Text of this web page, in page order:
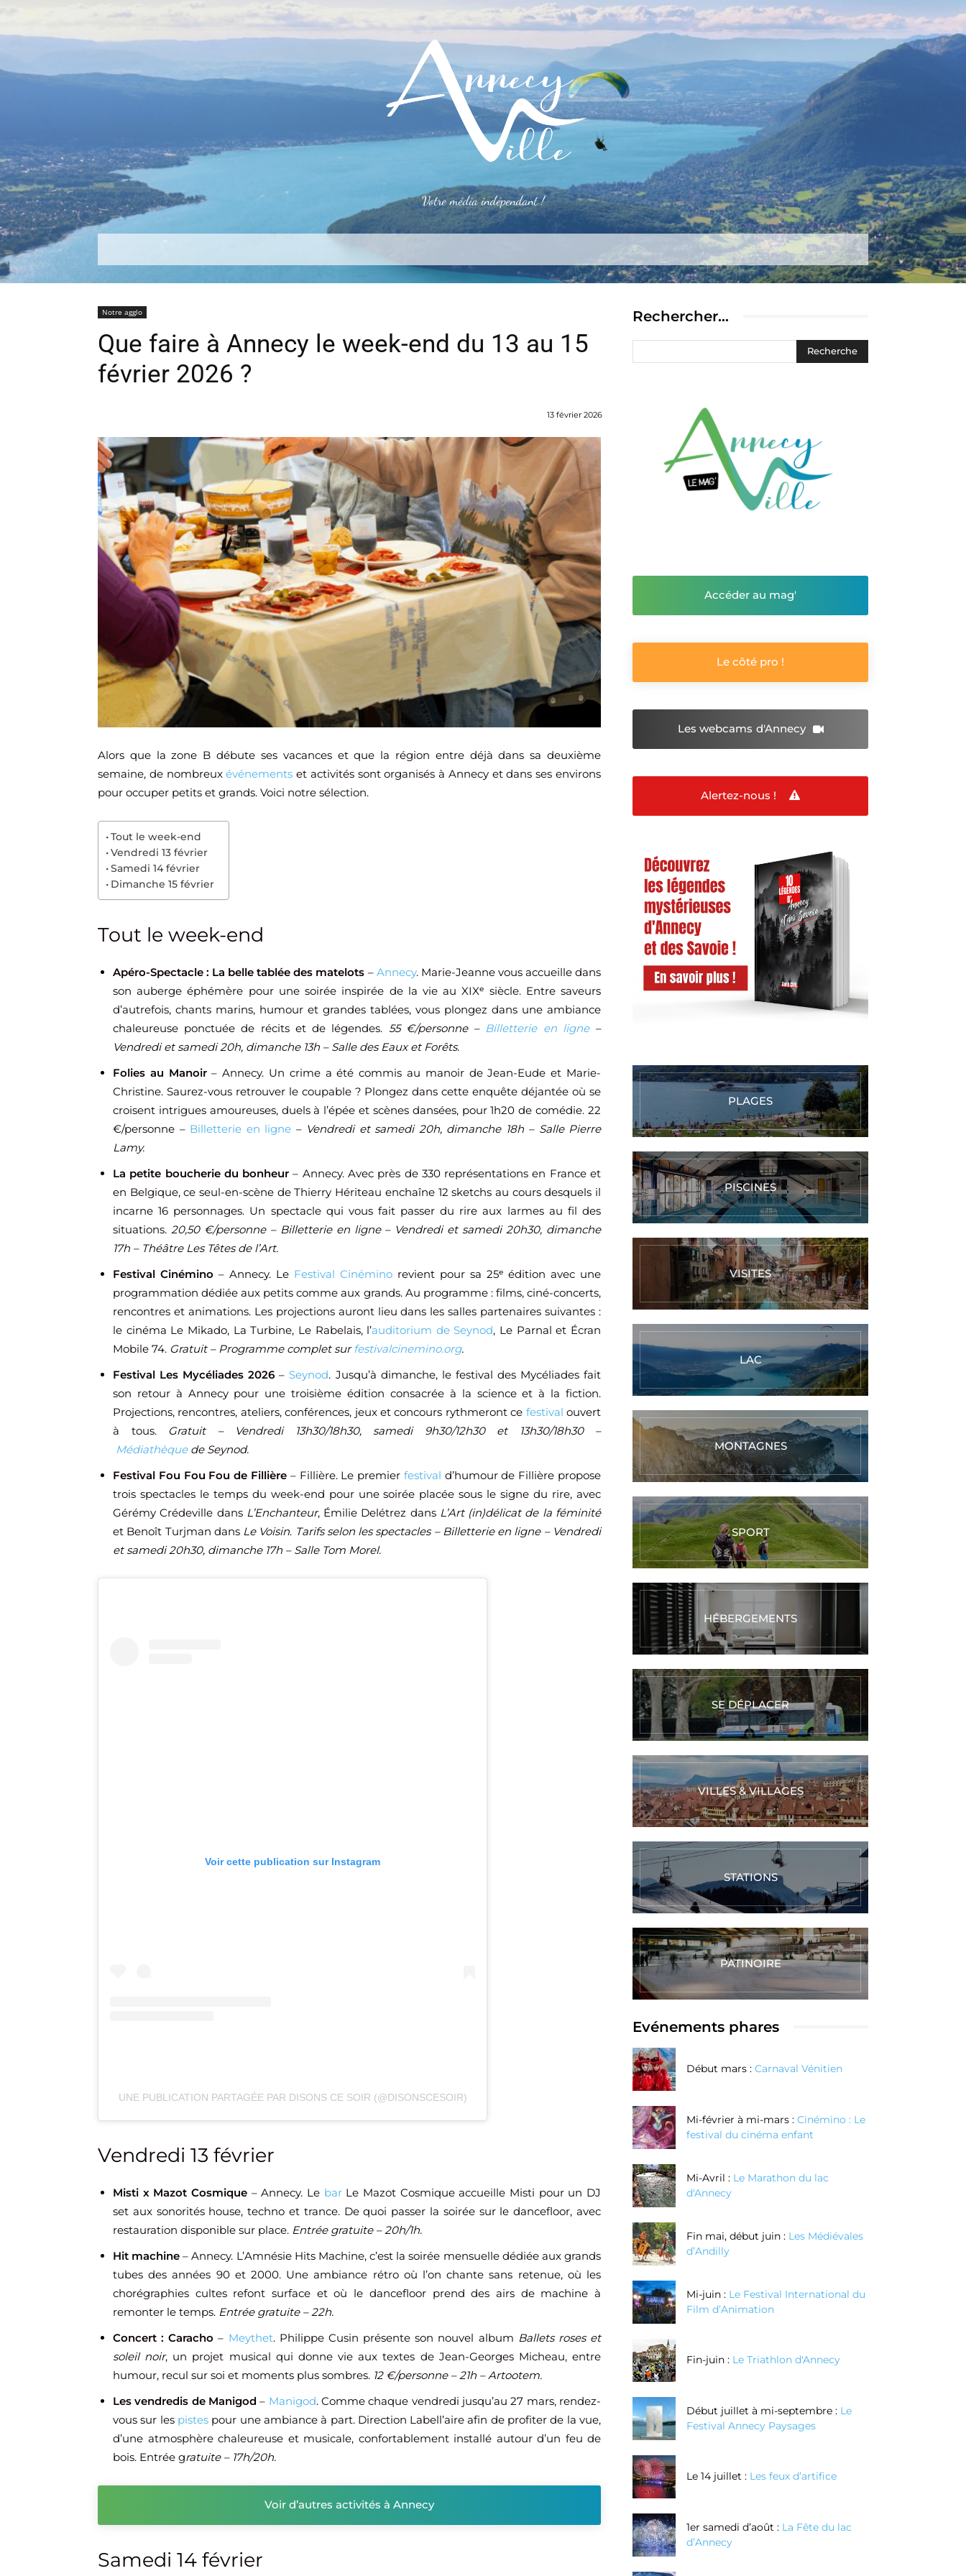
Votre média indépendant !
Alertez-nous Plus
Notre agglo
Que faire à Annecy le week-end du 13 au 15
février 2026 ?
13 février 2026
Alors que la zone B débute ses vacances et que la région entre déjà dans sa deuxième
semaine, de nombreuxévénements et activités sont organisés à Annecy et dans ses environs
pour occuper petits et grands. Voici notre sélection.
Tout le week-end
Vendredi 13 février
Samedi 14 février
Dimanche 15 février
Tout le week-end
Apéro-Spectacle : La belle tablée des matelots – Annecy. Marie-Jeanne vous accueille dans
son auberge éphémère pour une soirée inspirée de la vie au XIXᵉ siècle. Entre saveurs
d’autrefois, chants marins, humour et grandes tablées, vous plongez dans une ambiance
chaleureuse ponctuée de récits et de légendes. 55 €/personne – Billetterie en ligne–
Vendredi et samedi 20h, dimanche 13h – Salle des Eaux et Forêts.
Folies au Manoir– Annecy. Un crime a été commis au manoir de Jean-Eude et Marie-
Christine. Saurez-vous retrouver le coupable ? Plongez dans cette enquête déjantée où se
croisent intrigues amoureuses, duels à l’épée et scènes dansées, pour 1h20 de comédie. 22
€/personne – Billetterie en ligne – Vendredi et samedi 20h, dimanche 18h – Salle Pierre
Lamy.
La petite boucherie du bonheur – Annecy. Avec près de 330 représentations en France et
en Belgique, ce seul-en-scène de Thierry Hériteau enchaîne 12 sketchs au cours desquels il
incarne 16 personnages. Un spectacle qui vous fait passer du rire aux larmes au fil des
situations. 20,50 €/personne – Billetterie en ligne – Vendredi et samedi 20h30, dimanche
17h – Théâtre Les Têtes de l’Art.
Festival Cinémino – Annecy. Le Festival Cinémino revient pour sa 25ᵉ édition avec une
programmation dédiée aux petits comme aux grands. Au programme : films, ciné-concerts,
rencontres et animations. Les projections auront lieu dans les salles partenaires suivantes :
le cinéma Le Mikado, La Turbine, Le Rabelais, l’auditorium de Seynod, Le Parnal et Écran
Mobile 74. Gratuit – Programme complet surfestivalcinemino.org.
Festival Les Mycéliades 2026 – Seynod. Jusqu’à dimanche, le festival des Mycéliades fait
son retour à Annecy pour une troisième édition consacrée à la science et à la fiction.
Projections, rencontres, ateliers, conférences, jeux et concours rythmeront ce festival ouvert
à tous.
Gratuit – Vendredi 13h30/18h30, samedi 9h30/12h30 et 13h30/18h30 –
Médiathèquede Seynod.
Festival Fou Fou Fou de Fillière– Fillière. Le premier festival d’humour de Fillière propose
trois spectacles le temps du week-end pour une soirée placée sous le signe du rire, avec
Gérémy Crédeville dans L’Enchanteur, Émilie Delétrez dans L’Art (in)délicat de la féminité
et Benoît Turjman dans Le Voisin. Tarifs selon les spectacles – Billetterie en ligne – Vendredi
et samedi 20h30, dimanche 17h – Salle Tom Morel.
Voir cette publication sur Instagram
UNE PUBLICATION PARTAGÉE PAR DISONS CE SOIR (@DISONSCESOIR)
Vendredi 13 février
Misti x Mazot Cosmique – Annecy. Le barLe Mazot Cosmique accueille Misti pour un DJ
set aux sonorités house, techno et trance. De quoi passer la soirée sur le dancefloor, avec
restauration disponible sur place. Entrée gratuite – 20h/1h.
Hit machine – Annecy. L’Amnésie Hits Machine, c’est la soirée mensuelle dédiée aux grands
tubes des années 90 et 2000. Une ambiance rétro où l’on chante sans retenue, où les
chorégraphies cultes refont surface et où le dancefloor prend des airs de machine à
remonter le temps. Entrée gratuite – 22h.
Concert : Caracho – Meythet. Philippe Cusin présente son nouvel album Ballets roses et
soleil noir, un projet musical qui donne vie aux textes de Jean-Georges Micheau, entre
humour, recul sur soi et moments plus sombres. 12 €/personne – 21h – Artootem.
Les vendredis de Manigod – Manigod. Comme chaque vendredi jusqu’au 27 mars, rendez-
vous sur les pistespour une ambiance à part. Direction Labell’aire afin de profiter de la vue,
d’une atmosphère chaleureuse et musicale, confortablement installé autour d’un feu de
bois. Entrée gratuite – 17h/20h.
Voir d’autres activités à Annecy
Samedi 14 février
Rechercher…
Accéder au mag'
Le côté pro !
Les webcams d'Annecy
Alertez-nous !
PLAGES
PISCINES
VISITES
LAC
MONTAGNES
SPORT
HÉBERGEMENTS
SE DÉPLACER
VILLES & VILLAGES
STATIONS
PATINOIRE
Evénements phares
Début mars : Carnaval Vénitien
Mi-février à mi-mars : Cinémino : Le
festival du cinéma enfant
Mi-Avril : Le Marathon du lac
d'Annecy
Fin mai, début juin : Les Médiévales
d’Andilly
Mi-juin : Le Festival International du
Film d’Animation
Fin-juin : Le Triathlon d'Annecy
Début juillet à mi-septembre : Le
Festival Annecy Paysages
Le 14 juillet : Les feux d’artifice
1er samedi d’août : La Fête du lac
d’Annecy